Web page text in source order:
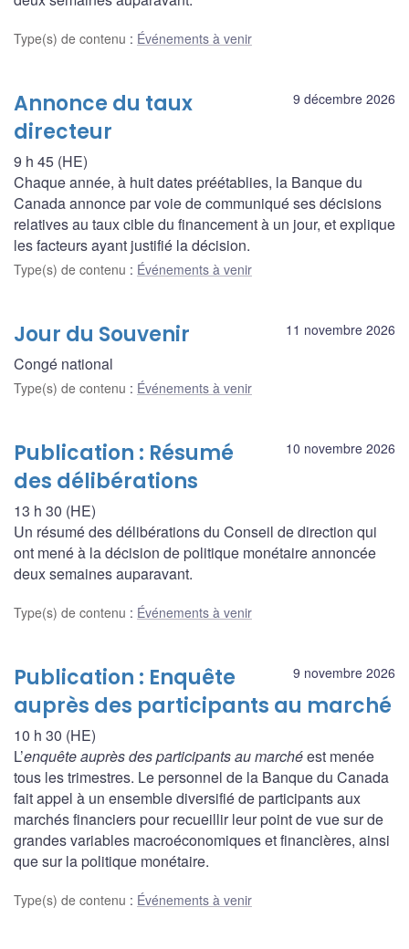
Type(s) de contenu : Événements à venir
9 décembre 2026
Annonce du taux
directeur
9 h 45 (HE)
Chaque année, à huit dates préétablies, la Banque du
Canada annonce par voie de communiqué ses décisions
relatives au taux cible du financement à un jour, et explique
les facteurs ayant justifié la décision.
Type(s) de contenu : Événements à venir
11 novembre 2026
Jour du Souvenir
Congé national
Type(s) de contenu : Événements à venir
10 novembre 2026
Publication : Résumé
des délibérations
13 h 30 (HE)
Un résumé des délibérations du Conseil de direction qui
ont mené à la décision de politique monétaire annoncée
deux semaines auparavant.
Type(s) de contenu : Événements à venir
9 novembre 2026
Publication : Enquête
auprès des participants au marché
10 h 30 (HE)
L’enquête auprès des participants au marchéest menée
tous les trimestres. Le personnel de la Banque du Canada
fait appel à un ensemble diversifié de participants aux
marchés financiers pour recueillir leur point de vue sur de
grandes variables macroéconomiques et financières, ainsi
que sur la politique monétaire.
Type(s) de contenu : Événements à venir